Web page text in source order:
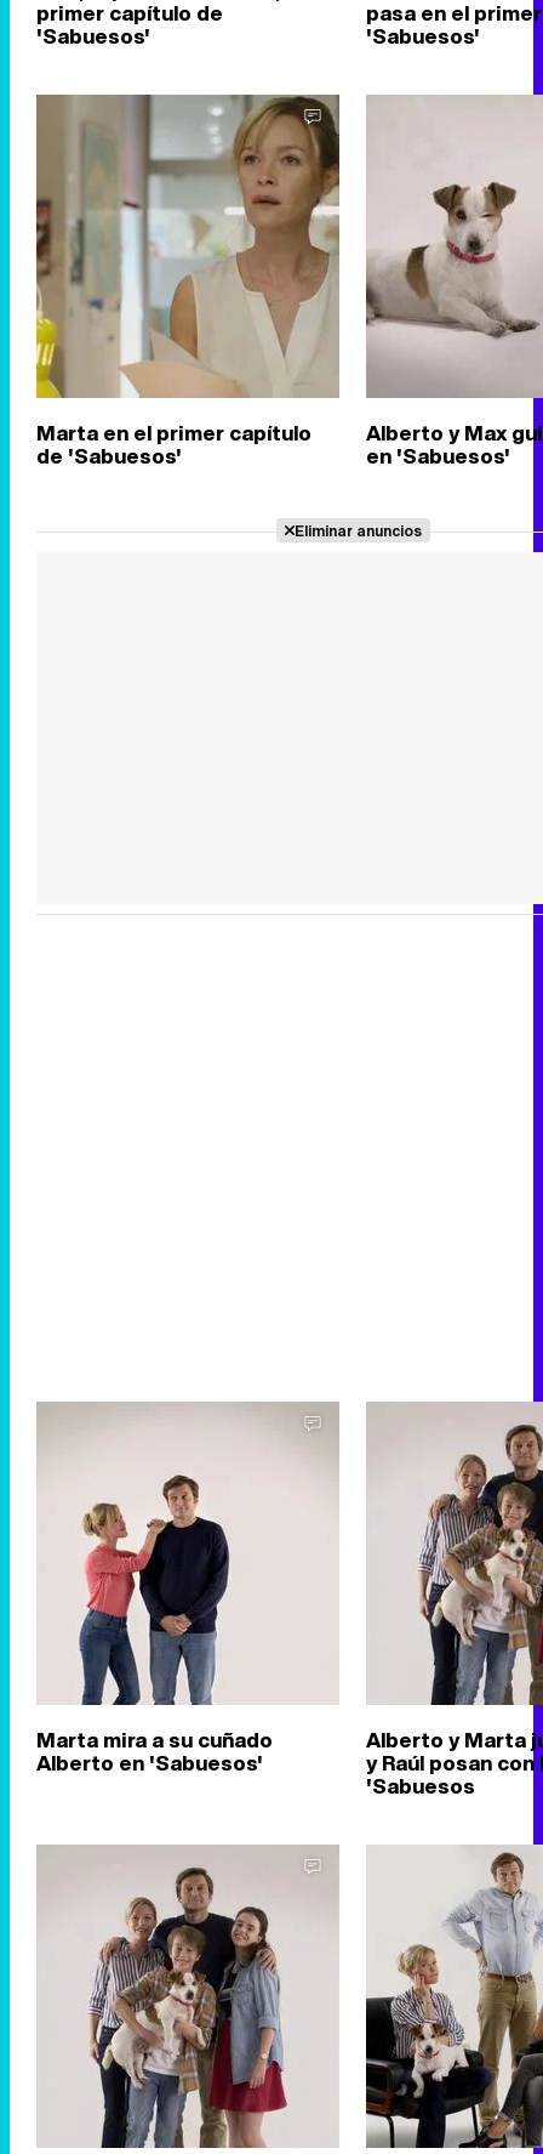
primer capítulo de
'Sabuesos'
pasa en el
'Sabuesos'
Marta en el primer capítulo
de 'Sabuesos'
Alberto y Max
en 'Sabuesos'
Eliminar anuncios
Marta mira a su cuñado
Alberto en 'Sabuesos'
Alberto y Marta
y Raúl posan con
'Sabuesos